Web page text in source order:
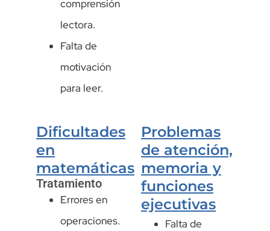
comprensión
lectora.
Falta de
motivación
para leer.
Dificultades
en
matemáticas
Tratamiento
Errores en
operaciones.
Problemas
de atención,
memoria y
funciones
ejecutivas
Falta de